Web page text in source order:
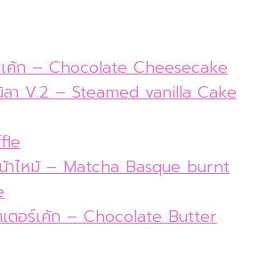
ค้ก – Chocolate Cheesecake
ลา V.2 – Steamed vanilla Cake
าไหม้ – Matcha Basque burnt
ตอร์เค้ก – Chocolate Butter